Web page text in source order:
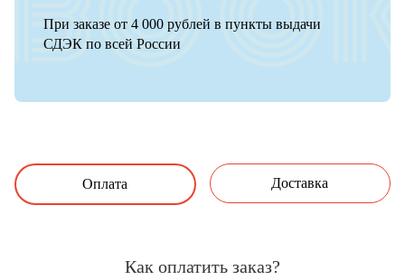
При заказе от 4 000 рублей в пункты выдачи
СДЭК по всей России
Оплата Доставка
Как оплатить заказ?